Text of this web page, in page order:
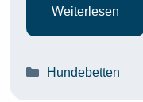
Weiterlesen
Kategorien
Hundebetten